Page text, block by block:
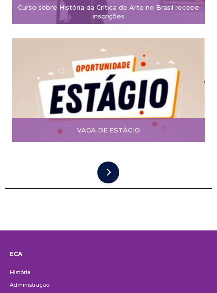
Curso sobre História da Crítica de Arte no Brasil recebe
inscrições
VAGA DE ESTÁGIO
ECA
História
Administração